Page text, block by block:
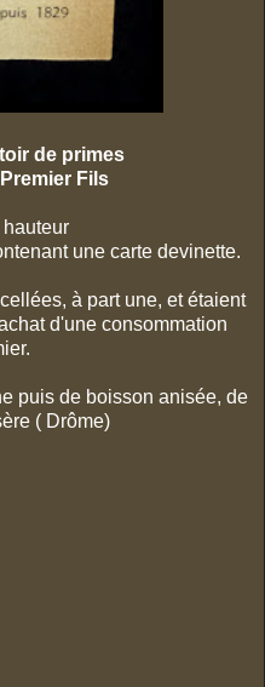
de primes
Fils
une carte devinette.
à part une, et étaient
d'une consommation
puis de boisson anisée, de
( Drôme)